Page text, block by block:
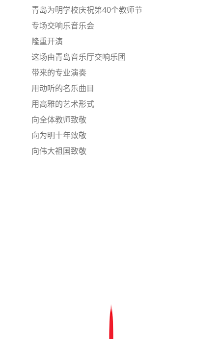
青岛为明学校庆祝第40个教师节
专场交响乐音乐会
隆重开演
这场由青岛音乐厅交响乐团
带来的专业演奏
用动听的名乐曲目
用高雅的艺术形式
向全体教师致敬
向为明十年致敬
向伟大祖国致敬